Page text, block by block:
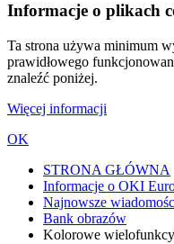
Informacje o plikach
Ta strona używa minimum
prawidłowego
znaleźć poniżej.
Więcej informacji
OK
STRONA GŁÓWNA
Informacje o OKI
Najnowsze
Bank obrazów
Kolorowe